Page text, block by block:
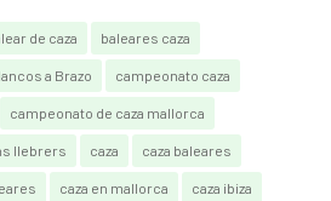
de caza baleares caza
a Brazo campeonato caza
campeonato de caza mallorca
llebrers caza caza baleares
caza en mallorca caza ibiza